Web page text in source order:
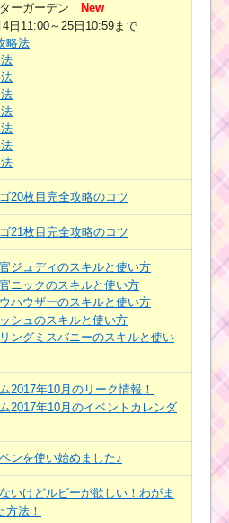
ーガーデン New
日11:00～25日10:59まで
略法
20枚目完全攻略のコツ
21枚目完全攻略のコツ
ジュディのスキルと使い方
ニックのスキルと使い方
ハウザーのスキルと使い方
シュのスキルと使い方
ングミスバニーのスキルと使い
2017年10月のリーク情報！
2017年10月のイベントカレンダ
ンを使い始めました♪
いけどルビーが欲しい！わがま
方法！